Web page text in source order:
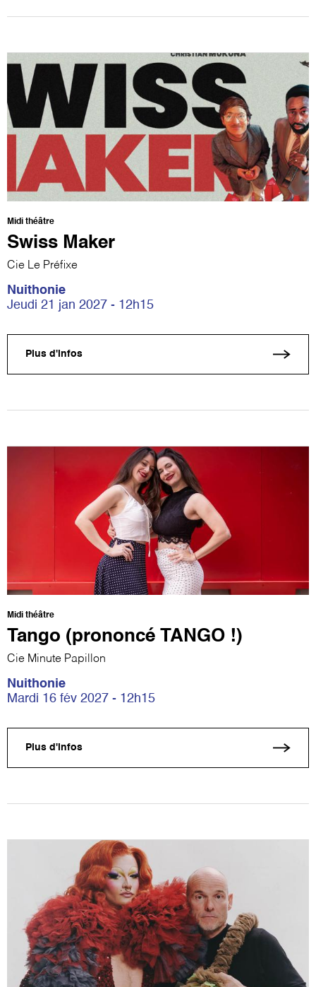
Midi théâtre
Swiss Maker
Cie Le Préfixe
Nuithonie
Jeudi 21 jan 2027 - 12h15
Plus d'infos
Midi théâtre
Tango (prononcé TANGO !)
Cie Minute Papillon
Nuithonie
Mardi 16 fév 2027 - 12h15
Plus d'infos